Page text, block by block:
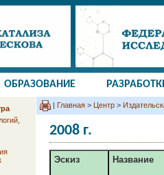
ОБРАЗОВАНИЕ
| Главная > Центр >
2008 г.
Эскиз Название